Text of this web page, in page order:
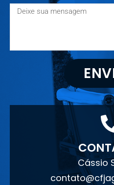
Cássio